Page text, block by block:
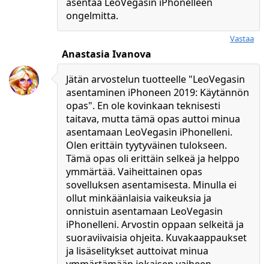
ongelmitta.
Anastasia Ivanova
Jätän arvostelun tuotteelle "LeoVegasin
asentaminen iPhoneen 2019: Käytännön
opas". En ole kovinkaan teknisesti
taitava, mutta tämä opas auttoi minua
asentamaan LeoVegasin iPhonelleni.
Olen erittäin tyytyväinen tulokseen.
Tämä opas oli erittäin selkeä ja helppo
ymmärtää. Vaiheittainen opas
sovelluksen asentamisesta. Minulla ei
ollut minkäänlaisia vaikeuksia ja
onnistuin asentamaan LeoVegasin
iPhonelleni. Arvostin oppaan selkeitä ja
suoraviivaisia ohjeita. Kuvakaappaukset
ja lisäselitykset auttoivat minua